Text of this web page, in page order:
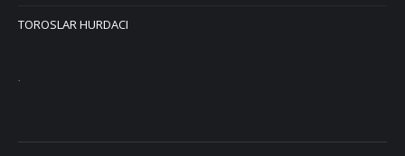
TOROSLAR HURDACI
.